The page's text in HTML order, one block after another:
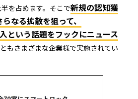
を占めます。そこで新規の認知獲
なる拡散を狙って、
という話題をフックにニュース
もさまざまな企業様で実施されてい